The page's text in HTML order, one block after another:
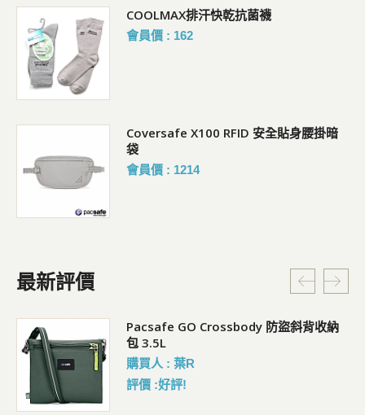
COOLMAX排汗快乾抗菌襪
會員價 : 162
Coversafe X100 RFID 安全貼身腰掛暗
袋
會員價 : 1214
最新評價
Pacsafe GO Crossbody 防盜斜背收納
包 3.5L
購買人 : 葉R
評價 :好評!